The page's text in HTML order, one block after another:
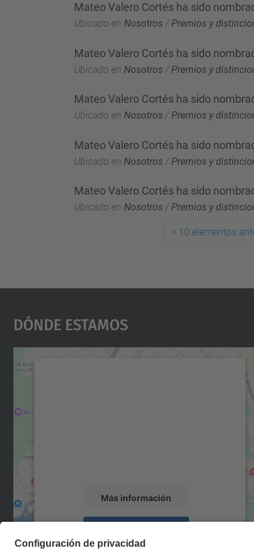
Mateo Valero Cortés ha sido
Ubicado en Nosotros /Premios y
Mateo Valero Cortés ha sido
Ubicado en Nosotros / Premios y
Mateo Valero Cortés ha sido
Ubicado en Nosotros /Premios y
Mateo Valero Cortés ha sido
Ubicado en Nosotros / Premios y
Mateo Valero Cortés ha sido
Ubicado en Nosotros /Premios y
< 10 elementos
Dónde Estamos
Más información